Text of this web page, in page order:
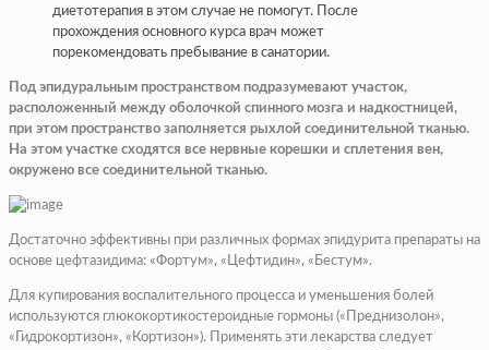
диетотерапия в этом случае не помогут. После
прохождения основного курса врач может
порекомендовать пребывание в санатории.
Под эпидуральным пространством подразумевают участок,
расположенный между оболочкой спинного мозга и надкостницей,
при этом пространство заполняется рыхлой соединительной тканью.
На этом участке сходятся все нервные корешки и сплетения вен,
окружено все соединительной тканью.
Достаточно эффективны при различных формах эпидурита препараты на
основе цефтазидима: «Фортум», «Цефтидин», «Бестум».
Для купирования воспалительного процесса и уменьшения болей
используются глюкокортикостероидные гормоны («Преднизолон»,
«Гидрокортизон», «Кортизон»). Применять эти лекарства следует